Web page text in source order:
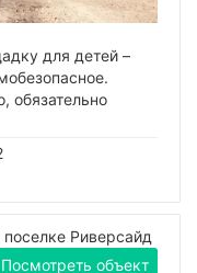
для детей –
обязательно
Риверсайд
Посмотреть объект